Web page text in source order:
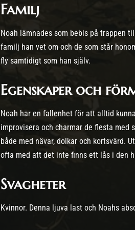
Familj
Noah lämnades som bebis på trappen
familj han vet om och de som står
fly samtidigt som han själv.
Egenskaper och
Noah har en fallenhet för att alltid
improvisera och charmar de flesta med
både med nävar, dolkar och kortsvärd.
ofta med att det inte finns ett lås i den
Svagheter
Kvinnor. Denna ljuva last och Noahs